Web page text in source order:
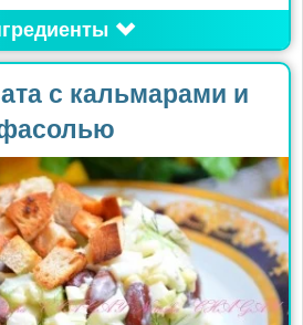
с кальмарами и